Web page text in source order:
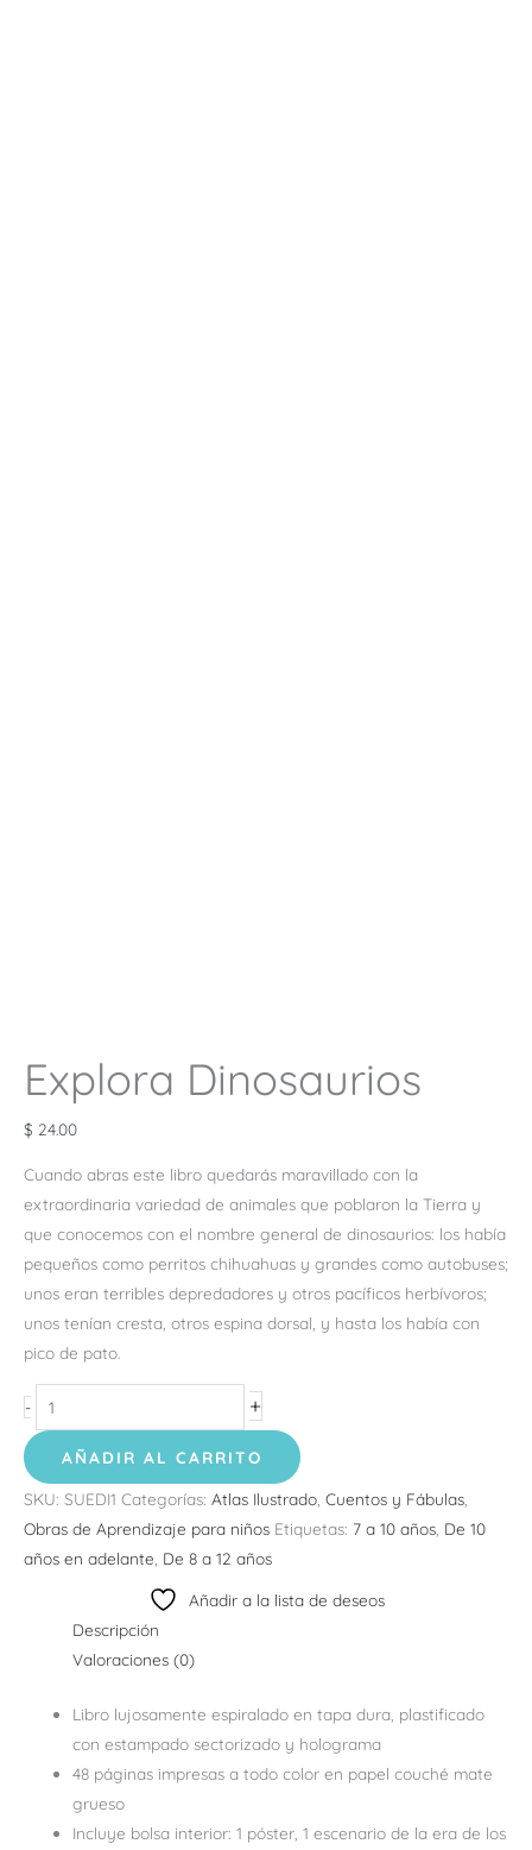
Explora Dinosaurios
$ 24.00
Cuando abras este libro quedarás maravillado con la
extraordinaria variedad de animales que poblaron la Tierra y
que conocemos con el nombre general de dinosaurios: los había
pequeños como perritos chihuahuas y grandes como autobuses;
unos eran terribles depredadores y otros pacíficos herbívoros;
unos tenían cresta, otros espina dorsal, y hasta los había con
pico de pato.
- +
AÑADIR AL CARRITO
SKU: SUEDI1 Categorías: Atlas Ilustrado, Cuentos y Fábulas,
Obras de Aprendizaje para niños Etiquetas: 7 a 10 años, De 10
años en adelante, De 8 a 12 años
Añadir a la lista de deseos
Descripción
Valoraciones (0)
Libro lujosamente espiralado en tapa dura, plastificado
con estampado sectorizado y holograma
48 páginas impresas a todo color en papel couché mate
grueso
Incluye bolsa interior: 1 póster, 1 escenario de la era de los